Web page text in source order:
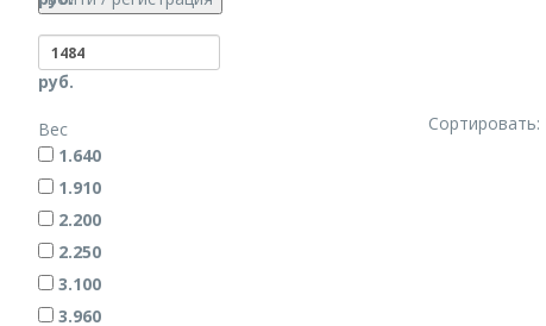
руб.
Вес
1.640
1.910
2.200
2.250
3.100
3.960
Сортировать: